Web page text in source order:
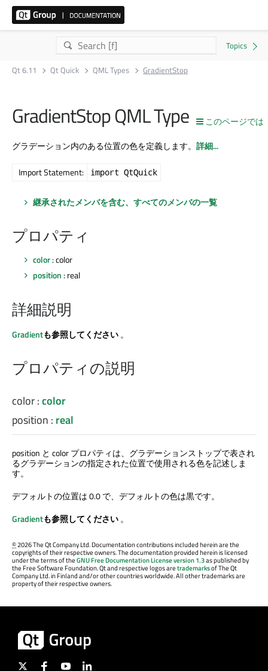
Qt 6.11 Qt Quick QML Types GradientStop
このページでは
GradientStop QML Type
グラデーション内のある位置の色を定義します。 詳細...
Import Statement: import QtQuick
継承されたメンバを含む、すべてのメンバの一覧
プロパティ
color: color
position : real
詳細説明
Gradientも参照してください。
プロパティの説明
color:color
position : real
position と color プロパティは、グラデーションストップで表され
るグラデーションの指定された位置で使用される色を記述しま
す。
デフォルトの位置は 0.0 で、デフォルトの色は黒です。
Gradientも参照してください。
©2026 The Qt Company Ltd. Documentation contributions included herein are the
copyrights of their respective owners. The documentation provided herein is licensed
under the terms of theGNU Free Documentation License version 1.3as published by
the Free Software Foundation. Qt and respective logos aretrademarksof The Qt
Company Ltd. in Finland and/or other countries worldwide. All other trademarks are
property of their respective owners.